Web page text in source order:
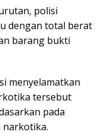
polisi
dengan total berat
barang bukti
menyelamatkan
tersebut
pada
narkotika.